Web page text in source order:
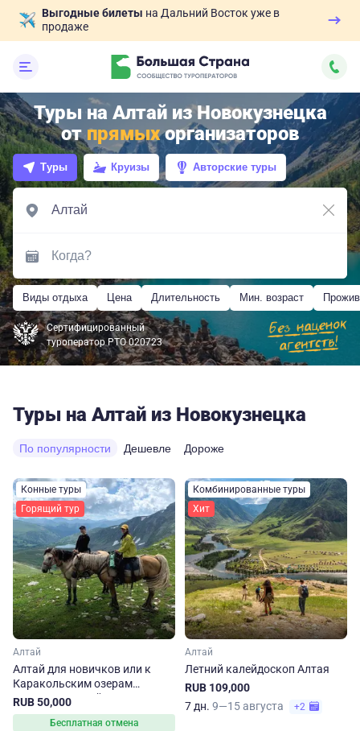
Выгодные билеты на Дальний Восток уже в
продаже
Туры на Алтай из Новокузнецка
отпрямыхорганизаторов
Туры Круизы Авторские туры
Виды отдыха Цена Длительность Мин. возраст
Сертифицированный
туроператор РТО 020723
Туры на Алтай из Новокузнецка
По популярности Дешевле Дороже
Конные туры
Горящий тур
Алтай
Алтай для новичков или к
Каракольским озерам
налегке. Конный тур
RUB 50,000
Бесплатная отмена
Комбинированные туры
Хит
Алтай
Летний калейдоскоп Алтая
RUB 109,000
7 дн. 9—15 августа +2